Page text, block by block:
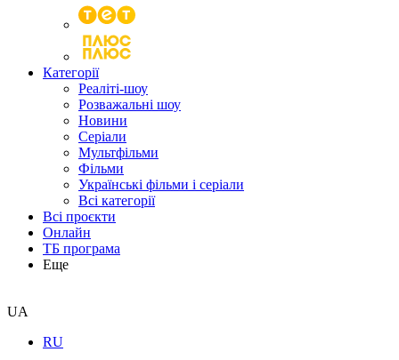
Категорії
Реаліті-шоу
Розважальні шоу
Новини
Серіали
Мультфільми
Фільми
Українські фільми і серіали
Всі категорії
Всі проєкти
Онлайн
ТБ програма
Еще
UA
RU